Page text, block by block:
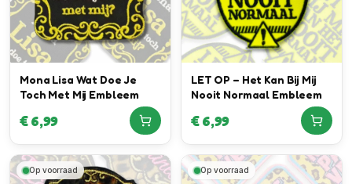
Mona Lisa Wat Doe Je
Toch Met Mij Embleem
€6,99
LET OP – Het Kan Bij Mij
Nooit Normaal Embleem
€6,99
Op voorraad Op voorraad